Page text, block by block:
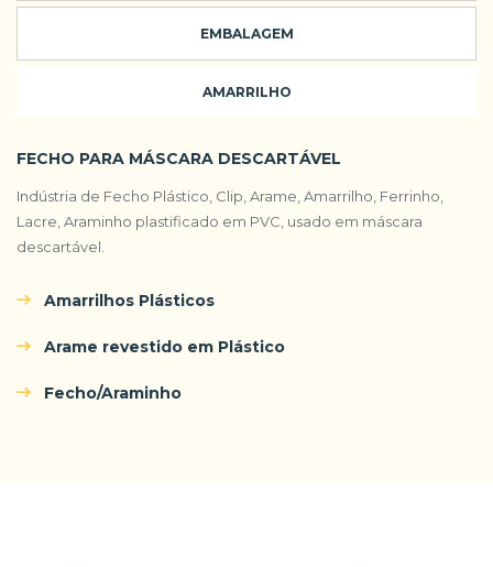
EMBALAGEM
AMARRILHO
FECHO PARA MÁSCARA DESCARTÁVEL
Indústria de Fecho Plástico, Clip, Arame, Amarrilho, Ferrinho,
Lacre, Araminho plastificado em PVC, usado em máscara
descartável.
Amarrilhos Plásticos
Arame revestido em Plástico
Fecho/Araminho